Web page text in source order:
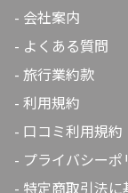
会社案内
よくある質問
旅行業約款
利用規約
口コミ利用規約
プライバシーポ
特定商取引法